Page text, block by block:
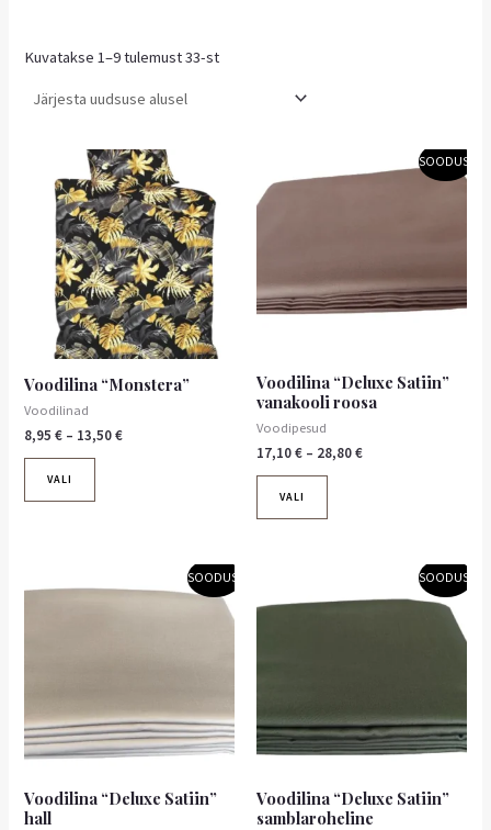
Kuvatakse 1–9 tulemust 33-st
Voodilina “Monstera”
Voodilinad
8,95€ – 13,50€
Hinnavahemik:
8,95 €
kuni
13,50 €
VALI
Sellel
tootel
on
mitu
varianti.
Valikuid
saab
teha
SOODUS!
Voodilina “Deluxe Satiin”
vanakooli roosa
Voodipesud
17,10€ – 28,80€
Hinnavahemik:
17,10 €
VALI
Valikuid
saab
tootelehel.
SOODUS!
Voodilina “Deluxe Satiin”
hall
Hinnavahemik:
17,10 €
Valikuid
saab
teha
tootelehel.
SOODUS!
Voodilina “Deluxe Satiin”
samblaroheline
Hinnavahemik:
tootel
saab
teha
tootelehel.